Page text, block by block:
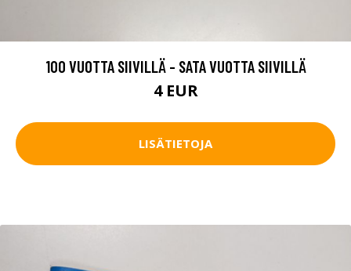
100 VUOTTA SIIVILLÄ - SATA VUOTTA SIIVILLÄ
4 EUR
LISÄTIETOJA